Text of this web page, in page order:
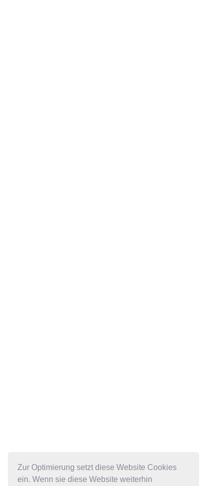
Zur Optimierung setzt diese Website Cookies
ein. Wenn sie diese Website weiterhin